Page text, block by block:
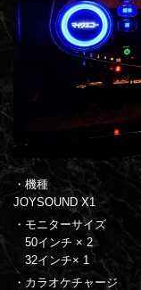
・機種
JOYSOUND X1
・モニターサイズ
50インチ × 2
32インチ× 1
・カラオケチャージ